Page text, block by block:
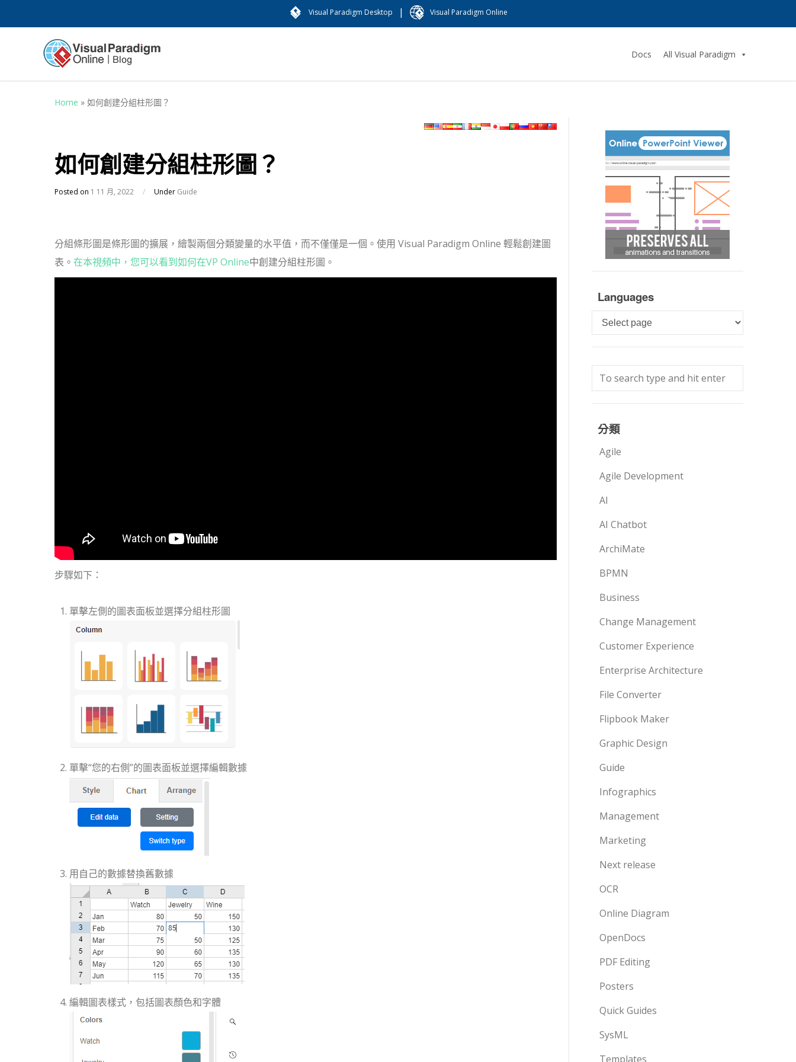
Visual Paradigm Desktop | Visual Paradigm Online
Docs All Visual Paradigm
Home » 如何創建分組柱形圖？
如何創建分組柱形圖？
Posted on 1 11 月, 2022 / Under Guide
分組條形圖是條形圖的擴展，繪製兩個分類變量的水平值，而不僅僅是一個。使用 Visual Paradigm Online 輕鬆創建圖
表。 在本視頻中，您可以看到如何在VP Online中創建分組柱形圖。
步驟如下：
單擊左側的圖表面板並選擇分組柱形圖
單擊“您的右側”的圖表面板並選擇編輯數據
用自己的數據替換舊數據
編輯圖表樣式，包括圖表顏色和字體
Languages
Languages
分類
Agile
Agile Development
AI
AI Chatbot
ArchiMate
BPMN
Business
Change Management
Customer Experience
Enterprise Architecture
File Converter
Flipbook Maker
Graphic Design
Guide
Infographics
Management
Marketing
Next release
OCR
Online Diagram
OpenDocs
PDF Editing
Posters
Quick Guides
SysML
Templates